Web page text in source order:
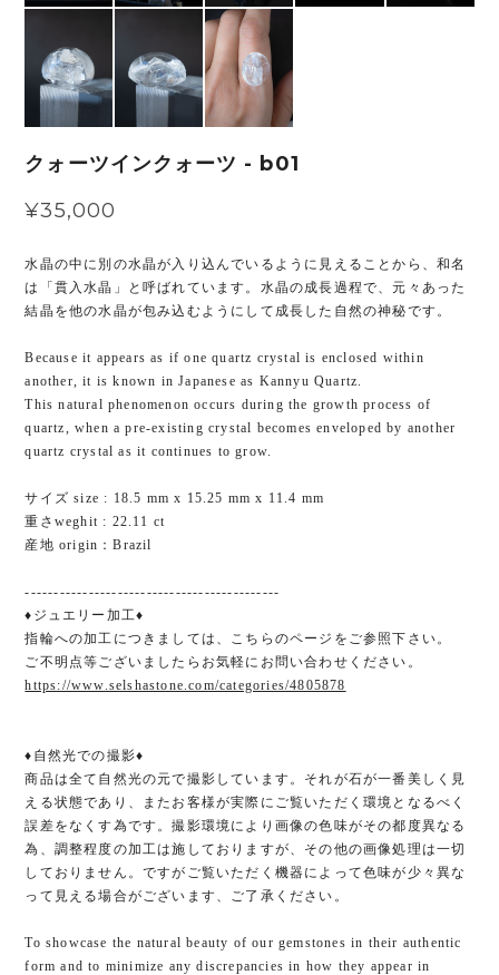
クォーツインクォーツ - b01
¥35,000
水晶の中に別の水晶が入り込んでいるように見えることから、和名
は「貫入水晶」と呼ばれています。水晶の成長過程で、元々あった
結晶を他の水晶が包み込むようにして成長した自然の神秘です。
Because it appears as if one quartz crystal is enclosed within
another, it is known in Japanese as Kannyu Quartz.
This natural phenomenon occurs during the growth process of
quartz, when a pre-existing crystal becomes enveloped by another
quartz crystal as it continues to grow.
サイズ size : 18.5 mm x 15.25 mm x 11.4 mm
重さweghit : 22.11 ct
産地 origin：Brazil
--------------------------------------------
♦ジュエリー加工♦
指輪への加工につきましては、こちらのページをご参照下さい。
ご不明点等ございましたらお気軽にお問い合わせください。
https://www.selshastone.com/categories/4805878
♦︎自然光での撮影♦︎
商品は全て自然光の元で撮影しています。それが石が一番美しく見
える状態であり、またお客様が実際にご覧いただく環境となるべく
誤差をなくす為です。撮影環境により画像の色味がその都度異なる
為、調整程度の加工は施しておりますが、その他の画像処理は一切
しておりません。ですがご覧いただく機器によって色味が少々異な
って見える場合がございます、ご了承ください。
To showcase the natural beauty of our gemstones in their authentic
form and to minimize any discrepancies in how they appear in